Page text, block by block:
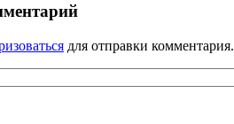
для отправки комментария.